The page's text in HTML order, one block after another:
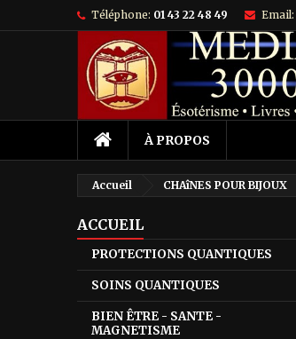
Téléphone: 01 43 22 48 49 Email:
À PROPOS
Accueil CHAîNES POUR BIJOUX
ACCUEIL
PROTECTIONS QUANTIQUES
SOINS QUANTIQUES
BIEN ÊTRE - SANTE -
MAGNETISME